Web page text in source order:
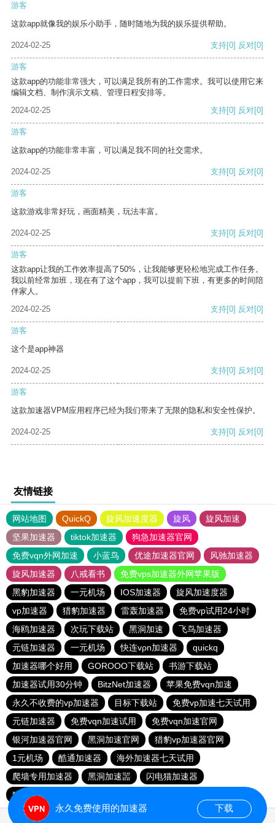
游客
这款app就像我的娱乐小助手，随时随地为我的娱乐提供帮助。
2024-02-25 支持[0] 反对[0]
游客
这款app的功能非常强大，可以满足我所有的工作需求。我可以使用它来
编辑文档、制作演示文稿、管理日程安排等。
2024-02-25
支持[0] 反对[0]
游客
这款app的功能非常丰富，可以满足我不同的社交需求。
2024-02-25 支持[0] 反对[0]
游客
这款游戏非常好玩，画面精美，玩法丰富。
2024-02-25 支持[0] 反对[0]
游客
这款app让我的工作效率提高了50%，让我能够更轻松地完成工作任务。
我以前经常加班，现在有了这个app，我可以提前下班，有更多的时间陪
伴家人。
2024-02-25
支持[0] 反对[0]
游客
这个是app神器
2024-02-25 支持[0] 反对[0]
游客
这款加速器VPM应用程序已经为我们带来了无限的隐私和安全性保护。
2024-02-25 支持[0] 反对[0]
友情链接
网站地图 QuickQ 旋风加速度器 旋风
旋风加速
坚果加速器
tiktok加速器
狗急加速器官网
免费vqn外网加速
小蓝鸟 优途加速器官网
风驰加速器
旋风加速器
八戒看书
免费vps加速器外网苹果版
黑豹加速器
一元机场 IOS加速器
旋风加速度器
vp加速器
猎豹加速器 雷轰加速器
免费vp试用24小时
海鸥加速器
次玩下载站 黑洞加速
飞鸟加速器
元链加速器
一元机场 快连vρn加速器
quickq
加速器哪个好用
GOROOO下载站
书游下载站
加速器试用30分钟
BitzNet加速器
苹果免费vqn加速
永久不收费的vp加速器
目标下载站
免费vp加速七天试用
元链加速器
免费vqn加速试用
免费vqn加速官网
银河加速器官网
黑洞加速官网
猎豹vp加速器官网
1元机场
酷通加速器
海外加速器七天试用
爬墙专用加速器
黑洞加速噐
闪电猫加速器
猎豹加速器官网
永久免费使用的加速器 下载